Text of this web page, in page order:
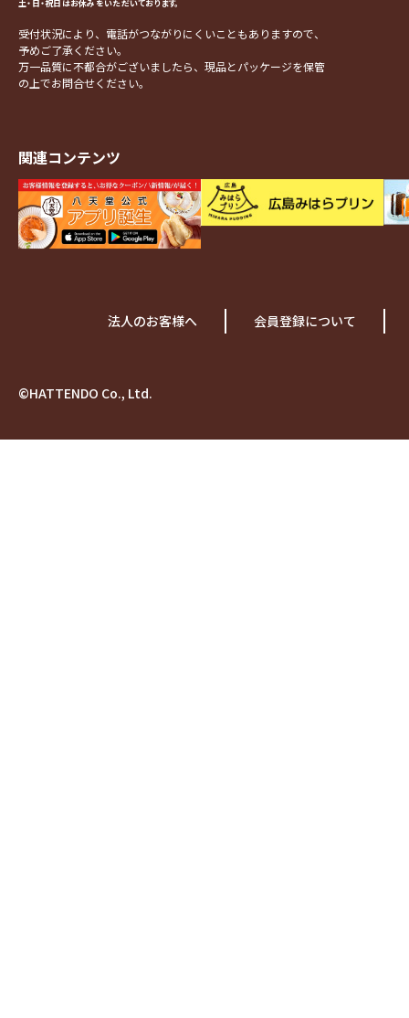
土・日・祝日はお休みをいただいております。
受付状況により、電話がつながりにくいこともありますので、
予めご了承ください。
万一品質に不都合がございましたら、現品とパッケージを保管
の上でお問合せください。
関連コンテンツ
法人のお客様へ 会員登録について
©HATTENDO Co., Ltd.